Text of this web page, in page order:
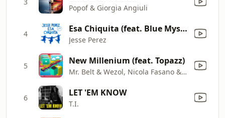
Popof & Giorgia Angiuli
4 Esa Chiquita (feat. Blue Mystic)
Jesse Perez
5 New Millenium (feat. Topazz)
Mr. Belt & Wezol, Nicola Fasano & Steve Forest
6 LET 'EM KNOW
T.I.